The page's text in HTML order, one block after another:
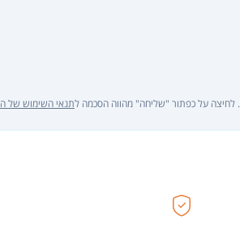
תנאי השימוש של